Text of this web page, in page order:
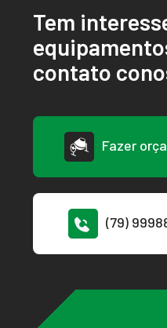
Tem
contato
Fazer
(79)